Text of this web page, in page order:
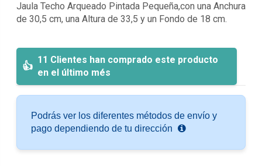
Jaula Techo Arqueado Pintada Pequeña,con una Anchura
de 30,5 cm, una Altura de 33,5 y un Fondo de 18 cm.
11 Clientes han comprado este producto
en el último més
Podrás ver los diferentes métodos de envío y
pago dependiendo de tu dirección